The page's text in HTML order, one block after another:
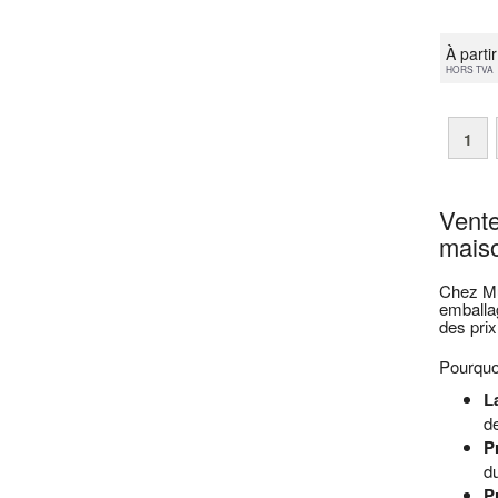
À
HORS TVA
1
Chez
des